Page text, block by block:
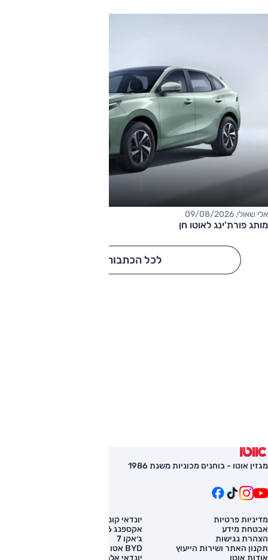
אלי שאולי, 09/08/2026
מותג פורת'ינג לאוטו חן
לכל הכתבות
מגזין אוטו - בוחנים מכוניות משנת 1986
מדיניות פרטיות
אבטחת מידע
הצהרת נגישות
תקנון האתר ושירות הייעוץ
אודות אוטו
יונדאי קונה
אקספנג G6
ג׳אקו 7
BYD אטו 3
יונדאי אלנטרה